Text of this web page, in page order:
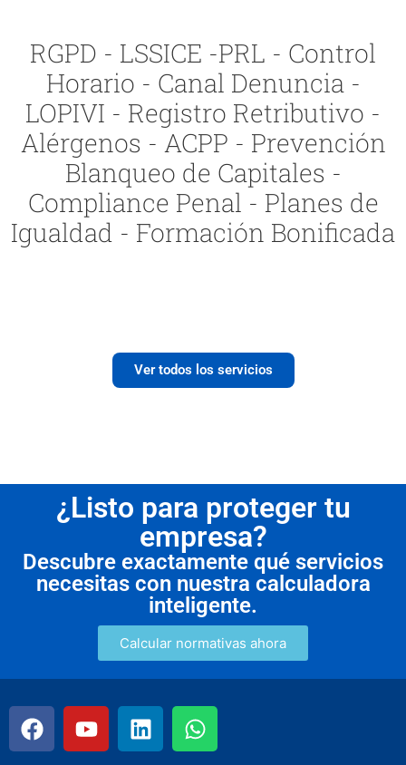
RGPD - LSSICE -PRL - Control
Horario - Canal Denuncia -
LOPIVI - Registro Retributivo -
Alérgenos - ACPP - Prevención
Blanqueo de Capitales -
Compliance Penal - Planes de
Igualdad - Formación Bonificada
Ver todos los servicios
¿Listo para proteger tu
empresa?
Descubre exactamente qué servicios
necesitas con nuestra calculadora
inteligente.
Calcular normativas ahora